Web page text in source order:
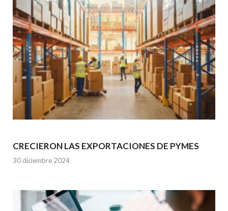
CRECIERON LAS EXPORTACIONES DE PYMES
30 diciembre 2024